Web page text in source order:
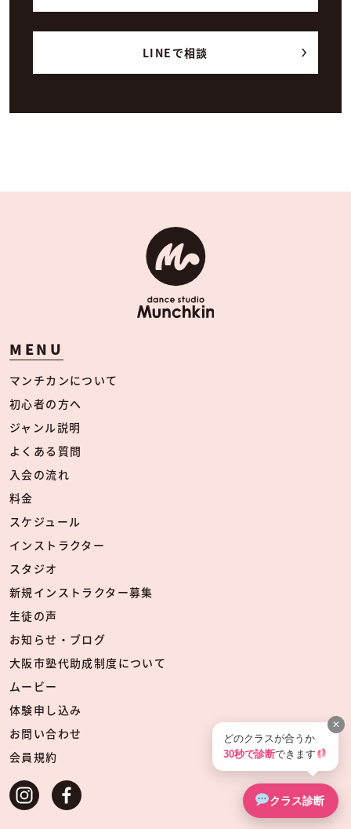
LINEで相談
MENU
マンチカンについて
初心者の方へ
ジャンル説明
よくある質問
入会の流れ
料金
スケジュール
インストラクター
スタジオ
新規インストラクター募集
生徒の声
お知らせ・ブログ
大阪市塾代助成制度について
ムービー
体験申し込み
お問い合わせ
会員規約
✕
どのクラスが合うか
30秒で診断できます
クラス診断